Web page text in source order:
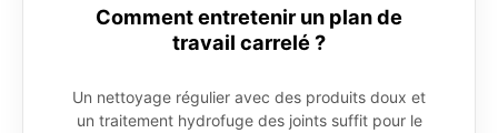
Comment entretenir un plan de
travail carrelé ?
Un nettoyage régulier avec des produits doux et
un traitement hydrofuge des joints suffit pour le